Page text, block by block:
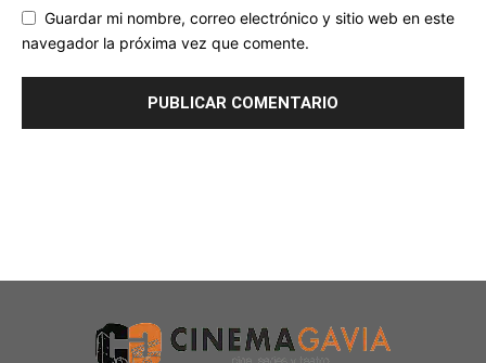
Guardar mi nombre, correo electrónico y sitio web en este
navegador la próxima vez que comente.